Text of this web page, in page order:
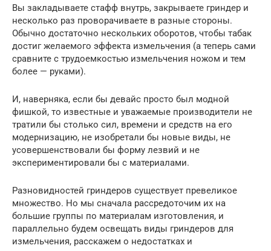
Вы закладываете стафф внутрь, закрываете гриндер и
несколько раз проворачиваете в разные стороны.
Обычно достаточно нескольких оборотов, чтобы табак
достиг желаемого эффекта измельчения (а теперь сами
сравните с трудоемкостью измельчения ножом и тем
более — руками).
И, наверняка, если бы девайс просто был модной
фишкой, то известные и уважаемые производители не
тратили бы столько сил, времени и средств на его
модернизацию, не изобретали бы новые виды, не
усовершенствовали бы форму лезвий и не
экспериментировали бы с материалами.
Разновидностей гриндеров существует превеликое
множество. Но мы сначала рассредоточим их на
большие группы по материалам изготовления, и
параллельно будем освещать виды гриндеров для
измельчения, расскажем о недостатках и